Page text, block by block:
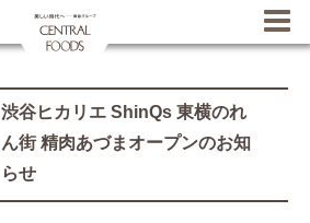
渋谷ヒカリエ ShinQs 東横のれ
ん街 精肉あづまオープンのお知
らせ